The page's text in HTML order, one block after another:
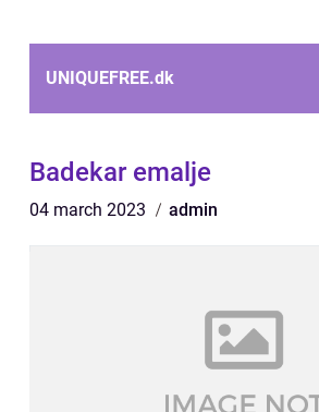
UNIQUEFREE.dk
Badekar emalje
04 march 2023 admin